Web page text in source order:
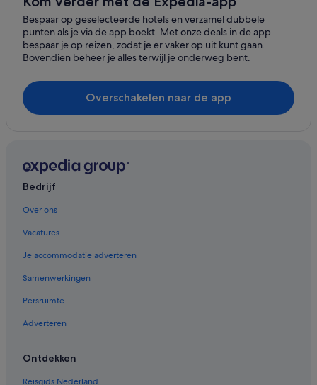
Hotels in Spello
Hotels in Canalicchio
Hotels in Collemancio
Hotels in Montefalco
Bespaar op geselecteerde hotels en verzamel dubbele
punten als je via de app boekt. Met onze deals in de app
bespaar je op reizen, zodat je er vaker op uit kunt gaan.
Bovendien beheer je alles terwijl je onderweg bent.
Overschakelen naar de app
Bedrijf
Over ons
Vacatures
Je accommodatie adverteren
Samenwerkingen
Persruimte
Adverteren
Ontdekken
Reisgids Nederland